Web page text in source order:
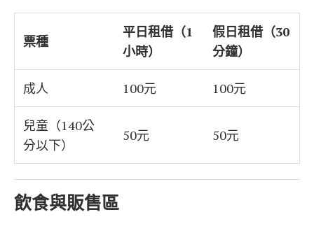
票種
平日租借（1
小時）
假日租借（30
分鐘）
成人 100元 100元
兒童（140公
分以下）
50元 50元
飲食與販售區